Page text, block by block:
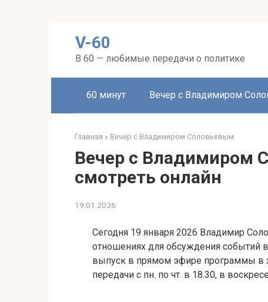
V-60
В 60 — любимые передачи о политике
60 минут Вечер с Владимиром
Главная » Вечер с Владимиром Соловьевым
Вечер с Владимиром
смотреть онлайн
19.01.2026
Сегодня 19 января 2026 Владимир
отношениях для обсуждения событий
выпуск в прямом эфире программы в
передачи с пн. по чт. в 18.30, в